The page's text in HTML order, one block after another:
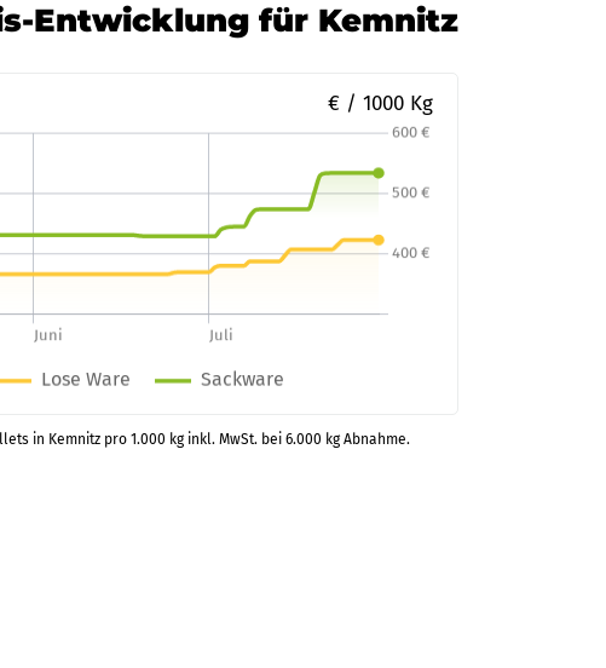
Entwicklung für Kemnitz
€ / 1000 Kg
in Kemnitz pro 1.000 kg inkl. MwSt. bei 6.000 kg Abnahme.